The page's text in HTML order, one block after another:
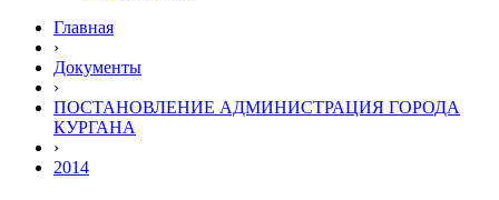
Главная
›
Документы
›
ПОСТАНОВЛЕНИЕ АДМИНИСТРАЦИЯ ГОРОДА
КУРГАНА
›
2014